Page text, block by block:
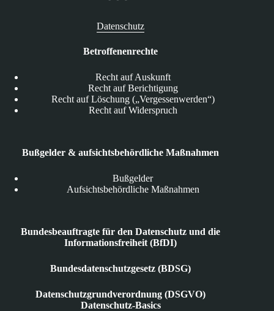
Datenschutz
Betroffenenrechte
Recht auf Auskunft
Recht auf Berichtigung
Recht auf Löschung („Vergessenwerden“)
Recht auf Widerspruch
Bußgelder & aufsichtsbehördliche Maßnahmen
Bußgelder
Aufsichtsbehördliche Maßnahmen
Bundesbeauftragte für den Datenschutz und die
Informationsfreiheit (BfDI)
Bundesdatenschutzgesetz (BDSG)
Datenschutzgrundverordnung (DSGVO)
Datenschutz-Basics